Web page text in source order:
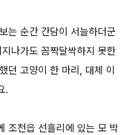
는 순간 간담이 서늘하더군
나가도 꼼짝달싹하지 못한
던 고양이 한 마리, 대체 이
.
조천읍 선흘리에 있는 모 박